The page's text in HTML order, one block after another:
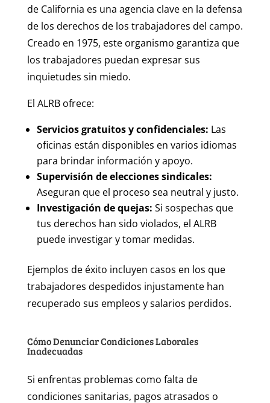
de California es una agencia clave en la defensa
de los derechos de los trabajadores del campo.
Creado en 1975, este organismo garantiza que
los trabajadores puedan expresar sus
inquietudes sin miedo.
El ALRB ofrece:
Servicios gratuitos y confidenciales: Las
oficinas están disponibles en varios idiomas
para brindar información y apoyo.
Supervisión de elecciones sindicales:
Aseguran que el proceso sea neutral y justo.
Investigación de quejas: Si sospechas que
tus derechos han sido violados, el ALRB
puede investigar y tomar medidas.
Ejemplos de éxito incluyen casos en los que
trabajadores despedidos injustamente han
recuperado sus empleos y salarios perdidos.
Cómo Denunciar Condiciones Laborales
Inadecuadas
Si enfrentas problemas como falta de
condiciones sanitarias, pagos atrasados o